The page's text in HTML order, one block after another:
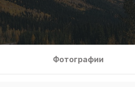
Фотографии